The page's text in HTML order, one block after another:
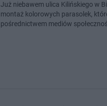
Już niebawem ulica Kilińskiego w
montaż kolorowych parasolek,
pośrednictwem mediów